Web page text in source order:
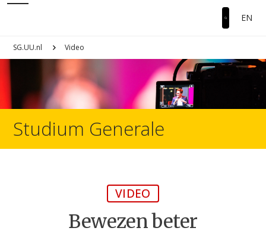
EN
SG.UU.nl Video
Studium Generale
VIDEO
Bewezen beter